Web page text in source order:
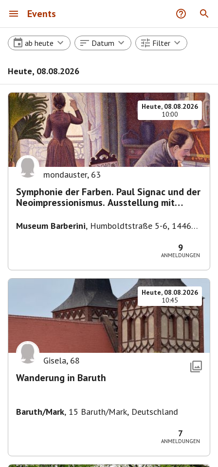
Events
ab heute Datum Filter
Heute, 08.08.2026
Heute, 08.08.2026
10:00
mondauster, 63
Symphonie der Farben. Paul Signac und der
Neoimpressionismus. Ausstellung mit
Museum Barberini, Humboldtstraße 5-6, 14467
9
ANMELDUNGEN
Heute, 08.08.2026
10:45
Gisela, 68
Wanderung in Baruth
Baruth/Mark, 15 Baruth/Mark, Deutschland
7
ANMELDUNGEN